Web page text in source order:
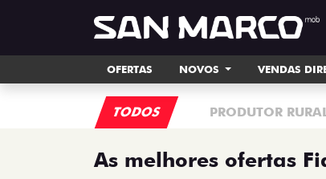
OFERTAS NOVOS VENDAS
TODOS PRODUTOR
As melhores ofertas